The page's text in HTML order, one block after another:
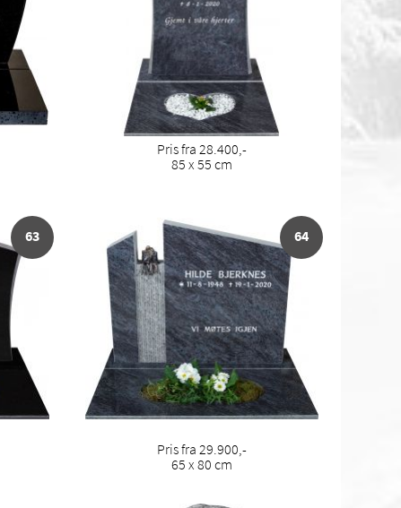
Pris fra 28.400,-
85 x 55 cm
63 64
Pris fra 29.900,-
65 x 80 cm